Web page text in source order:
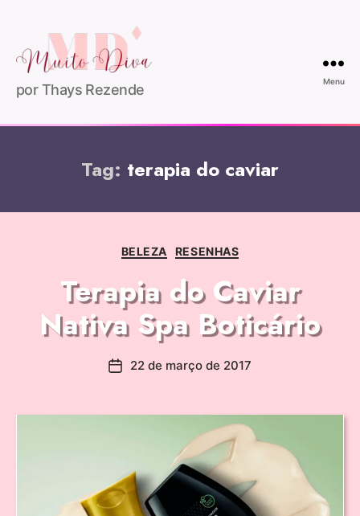
por Thays Rezende
Menu
Tag: terapia do caviar
BELEZA RESENHAS
Terapia do Caviar
Nativa Spa Boticário
22 de março de 2017